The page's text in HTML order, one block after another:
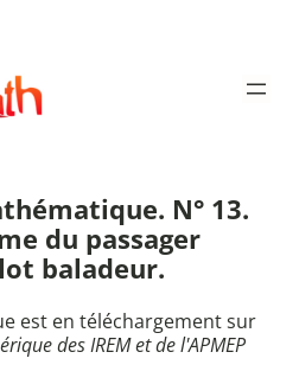
N° 13.
du passager
baladeur.
est en téléchargement sur
des IREM et de l'APMEP